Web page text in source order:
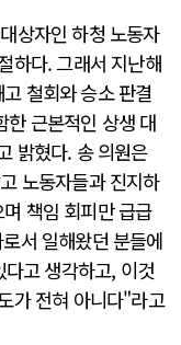
상자인 하청 노동자
하다. 그래서 지난해
철회와 승소 판결
한 근본적인 상생 대
밝혔다. 송 의원은
노동자들과 진지하
책임 회피만 급급
서 일해왔던 분들에
고 생각하고, 이것
가 전혀 아니다"라고